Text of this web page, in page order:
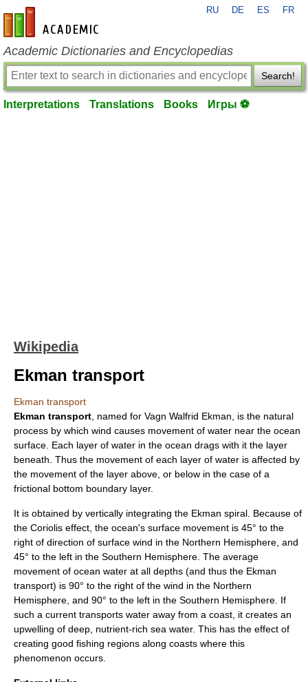
en-academic.com
RU DE ES FR
Academic Dictionaries and Encyclopedias
Search!
Interpretations Translations Books Игры ⚽
Wikipedia
Ekman transport
Ekman transport
Ekman transport , named for Vagn Walfrid Ekman , is the natural
process by which wind causes movement of water near the ocean
surface. Each layer of water in the ocean drags with it the layer
beneath. Thus the movement of each layer of water is affected by
the movement of the layer above, or below in the case of a
frictional bottom boundary layer.
It is obtained by vertically integrating the Ekman spiral . Because of
the Coriolis effect , the ocean's surface movement is 45° to the
right of direction of surface wind in the Northern Hemisphere , and
45° to the left in the Southern Hemisphere . The average
movement of ocean water at all depths (and thus the Ekman
transport) is 90° to the right of the wind in the Northern
Hemisphere, and 90° to the left in the Southern Hemisphere. If
such a current transports water away from a coast, it creates an
upwelling of deep, nutrient-rich sea water. This has the effect of
creating good fishing regions along coasts where this
phenomenon occurs.